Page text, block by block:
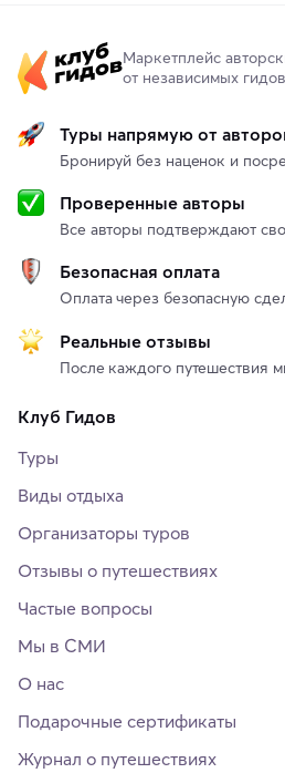
Маркетплейс
от независимых гидов
Туры напрямую от
Бронируй без наценок и
Проверенные авторы
Все авторы подтверждают
Безопасная оплата
Оплата через безопасную
Реальные отзывы
После каждого путешествия
Клуб Гидов
Туры
Виды отдыха
Организаторы туров
Отзывы о путешествиях
Частые вопросы
Мы в СМИ
О нас
Подарочные сертификаты
Журнал о путешествиях